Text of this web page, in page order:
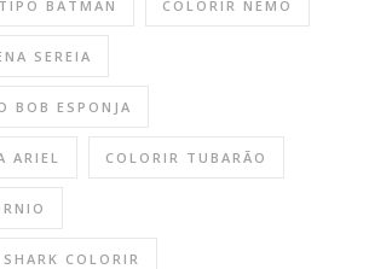
BATMAN COLORIR NEMO
SEREIA
BOB ESPONJA
ARIEL COLORIR TUBARÃO
COLORIR